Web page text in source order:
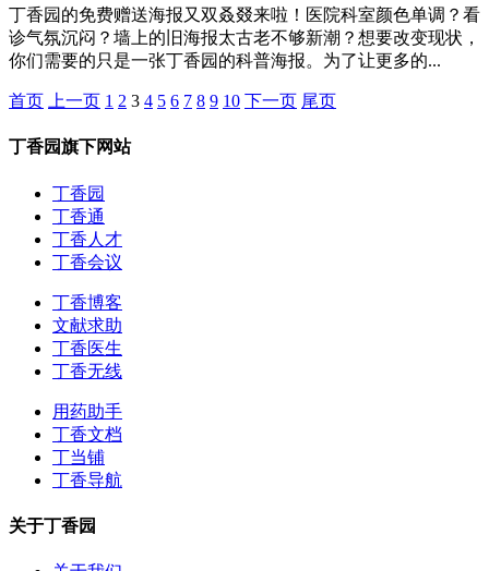
丁香园的免费赠送海报又双叒叕来啦！医院科室颜色单调？看
诊气氛沉闷？墙上的旧海报太古老不够新潮？想要改变现状，
你们需要的只是一张丁香园的科普海报。为了让更多的...
首页 上一页 1 2 3 4 5 6 7 8 9 10 下一页 尾页
丁香园旗下网站
丁香园
丁香通
丁香人才
丁香会议
丁香博客
文献求助
丁香医生
丁香无线
用药助手
丁香文档
丁当铺
丁香导航
关于丁香园